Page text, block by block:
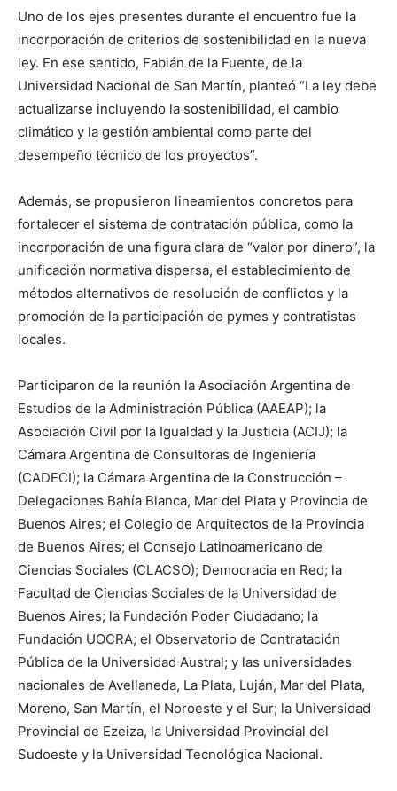
Uno de los ejes presentes durante el encuentro fue la
incorporación de criterios de sostenibilidad en la nueva
ley. En ese sentido, Fabián de la Fuente, de la
Universidad Nacional de San Martín, planteó “La ley debe
actualizarse incluyendo la sostenibilidad, el cambio
climático y la gestión ambiental como parte del
desempeño técnico de los proyectos”.
Además, se propusieron lineamientos concretos para
fortalecer el sistema de contratación pública, como la
incorporación de una figura clara de “valor por dinero”, la
unificación normativa dispersa, el establecimiento de
métodos alternativos de resolución de conflictos y la
promoción de la participación de pymes y contratistas
locales.
Participaron de la reunión la Asociación Argentina de
Estudios de la Administración Pública (AAEAP); la
Asociación Civil por la Igualdad y la Justicia (ACIJ); la
Cámara Argentina de Consultoras de Ingeniería
(CADECI); la Cámara Argentina de la Construcción –
Delegaciones Bahía Blanca, Mar del Plata y Provincia de
Buenos Aires; el Colegio de Arquitectos de la Provincia
de Buenos Aires; el Consejo Latinoamericano de
Ciencias Sociales (CLACSO); Democracia en Red; la
Facultad de Ciencias Sociales de la Universidad de
Buenos Aires; la Fundación Poder Ciudadano; la
Fundación UOCRA; el Observatorio de Contratación
Pública de la Universidad Austral; y las universidades
nacionales de Avellaneda, La Plata, Luján, Mar del Plata,
Moreno, San Martín, el Noroeste y el Sur; la Universidad
Provincial de Ezeiza, la Universidad Provincial del
Sudoeste y la Universidad Tecnológica Nacional.